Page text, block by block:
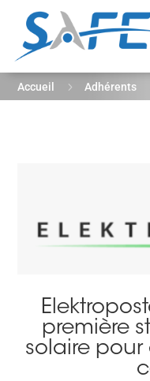
Accueil 5 Adhérents
première
solaire pour